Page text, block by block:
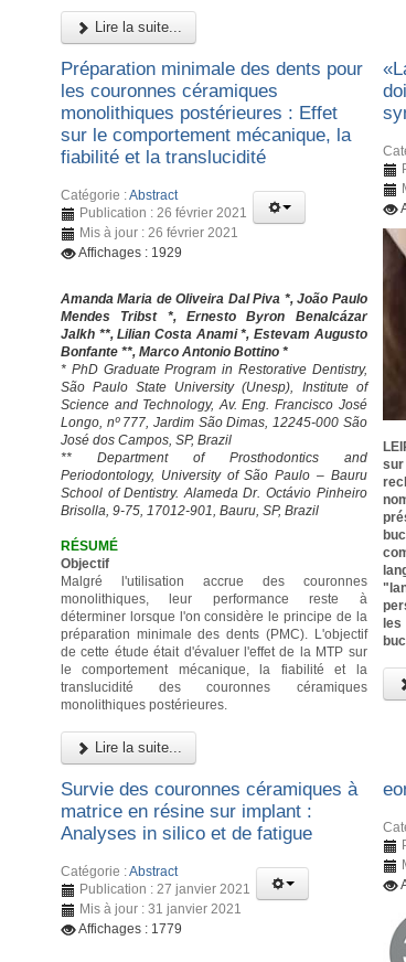
Lire la suite...
Préparation minimale des dents pour
les couronnes céramiques
monolithiques postérieures : Effet
sur le comportement mécanique, la
fiabilité et la translucidité
Catégorie :Abstract
Publication : 26 février 2021
Mis à jour : 26 février 2021
Affichages : 1929
Amanda Maria de Oliveira Dal Piva *, João Paulo
Mendes Tribst *, Ernesto Byron Benalcázar
Jalkh **, Lilian Costa Anami *, Estevam Augusto
Bonfante **, Marco Antonio Bottino *
* PhD Graduate Program in Restorative Dentistry,
São Paulo State University (Unesp), Institute of
Science and Technology, Av. Eng. Francisco José
Longo, nº 777, Jardim São Dimas, 12245-000 São
José dos Campos, SP, Brazil
** Department of Prosthodontics and
Periodontology, University of São Paulo – Bauru
School of Dentistry. Alameda Dr. Octávio Pinheiro
Brisolla, 9-75, 17012-901, Bauru, SP, Brazil
RÉSUMÉ
Objectif
Malgré l'utilisation accrue des couronnes
monolithiques, leur performance reste à
déterminer lorsque l'on considère le principe de la
préparation minimale des dents (PMC). L'objectif
de cette étude était d'évaluer l'effet de la MTP sur
le comportement mécanique, la fiabilité et la
translucidité des couronnes céramiques
monolithiques postérieures.
Lire la suite...
Survie des couronnes céramiques à
matrice en résine sur implant :
Analyses in silico et de fatigue
Catégorie :Abstract
Publication : 27 janvier 2021
Mis à jour : 31 janvier 2021
Affichages : 1779